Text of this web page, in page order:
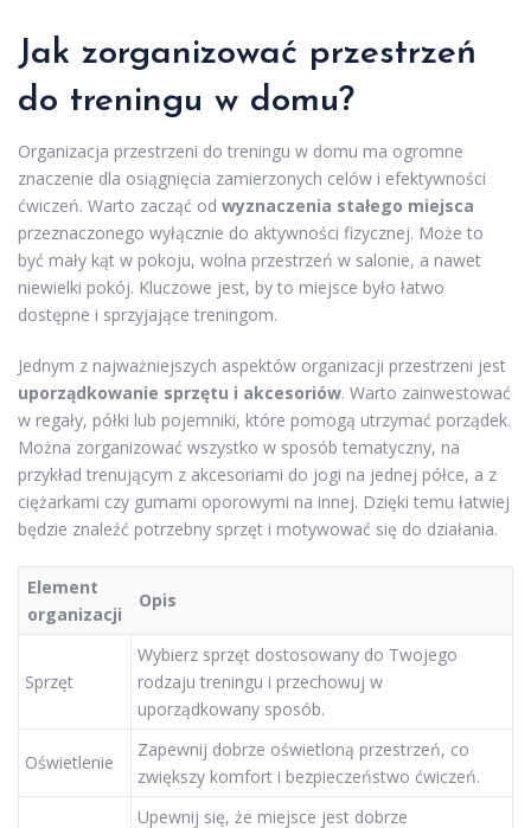
Jak zorganizować przestrzeń
do treningu w domu?
Organizacja przestrzeni do treningu w domu ma ogromne
znaczenie dla osiągnięcia zamierzonych celów i efektywności
ćwiczeń. Warto zacząć od wyznaczenia stałego miejsca
przeznaczonego wyłącznie do aktywności fizycznej. Może to
być mały kąt w pokoju, wolna przestrzeń w salonie, a nawet
niewielki pokój. Kluczowe jest, by to miejsce było łatwo
dostępne i sprzyjające treningom.
Jednym z najważniejszych aspektów organizacji przestrzeni jest
uporządkowanie sprzętu i akcesoriów. Warto zainwestować
w regały, półki lub pojemniki, które pomogą utrzymać porządek.
Można zorganizować wszystko w sposób tematyczny, na
przykład trenującym z akcesoriami do jogi na jednej półce, a z
ciężarkami czy gumami oporowymi na innej. Dzięki temu łatwiej
będzie znaleźć potrzebny sprzęt i motywować się do działania.
Element
organizacji
Opis
Sprzęt
Wybierz sprzęt dostosowany do Twojego
rodzaju treningu i przechowuj w
uporządkowany sposób.
Oświetlenie
Zapewnij dobrze oświetloną przestrzeń, co
zwiększy komfort i bezpieczeństwo ćwiczeń.
Upewnij się, że miejsce jest dobrze